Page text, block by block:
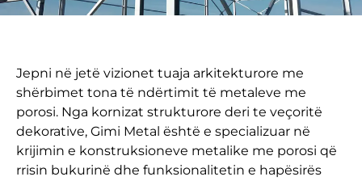
Jepni në jetë vizionet tuaja arkitekturore me
shërbimet tona të ndërtimit të metaleve me
porosi. Nga kornizat strukturore deri te veçoritë
dekorative, Gimi Metal është e specializuar në
krijimin e konstruksioneve metalike me porosi që
rrisin bukurinë dhe funksionalitetin e hapësirës